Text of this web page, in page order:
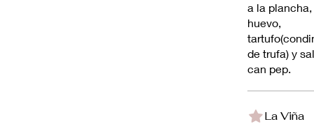
a la plancha,
huevo,
de trufa) y
can pep.
La Viña